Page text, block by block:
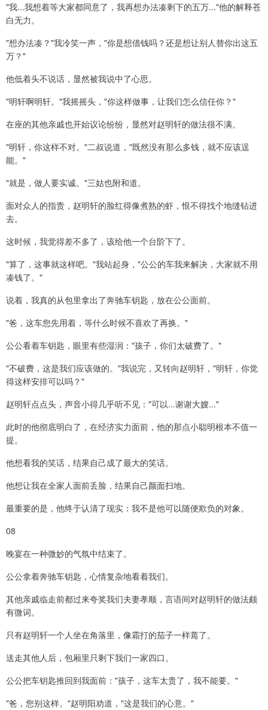
"我...我想着等大家都同意了，我再想办法凑剩下的五万..."他的解释苍
白无力。
"想办法凑？"我冷笑一声，"你是想借钱吗？还是想让别人替你出这五
万？"
他低着头不说话，显然被我说中了心思。
"明轩啊明轩。"我摇摇头，"你这样做事，让我们怎么信任你？"
在座的其他亲戚也开始议论纷纷，显然对赵明轩的做法很不满。
"明轩，你这样不对。"二叔说道，"既然没有那么多钱，就不应该逞
能。"
"就是，做人要实诚。"三姑也附和道。
面对众人的指责，赵明轩的脸红得像煮熟的虾，恨不得找个地缝钻进
去。
这时候，我觉得差不多了，该给他一个台阶下了。
"算了，这事就这样吧。"我站起身，"公公的车我来解决，大家就不用
凑钱了。"
说着，我真的从包里拿出了奔驰车钥匙，放在公公面前。
"爸，这车您先用着，等什么时候不喜欢了再换。"
公公看着车钥匙，眼里有些湿润："孩子，你们太破费了。"
"不破费，这是我们应该做的。"我说完，又转向赵明轩，"明轩，你觉
得这样安排可以吗？"
赵明轩点点头，声音小得几乎听不见："可以...谢谢大嫂..."
此时的他彻底明白了，在经济实力面前，他的那点小聪明根本不值一
提。
他想看我的笑话，结果自己成了最大的笑话。
他想让我在全家人面前丢脸，结果自己颜面扫地。
最重要的是，他终于认清了现实：我不是他可以随便欺负的对象。
08
晚宴在一种微妙的气氛中结束了。
公公拿着奔驰车钥匙，心情复杂地看着我们。
其他亲戚临走前都过来夸奖我们夫妻孝顺，言语间对赵明轩的做法颇
有微词。
只有赵明轩一个人坐在角落里，像霜打的茄子一样蔫了。
送走其他人后，包厢里只剩下我们一家四口。
公公把车钥匙推回到我面前："孩子，这车太贵了，我不能要。"
"爸，您别这样。"赵明阳劝道，"这是我们的心意。"